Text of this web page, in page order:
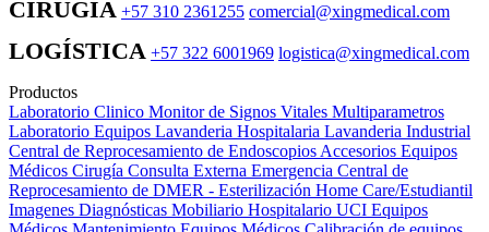
CIRUGÍA +57 310 2361255 comercial@xingmedical.com
LOGÍSTICA +57 322 6001969 logistica@xingmedical.com
Productos
Laboratorio Clinico Monitor de Signos Vitales Multiparametros
Laboratorio Equipos Lavanderia Hospitalaria Lavanderia Industrial
Central de Reprocesamiento de Endoscopios Accesorios Equipos
Médicos Cirugía Consulta Externa Emergencia Central de
Reprocesamiento de DMER - Esterilización Home Care/Estudiantil
Imagenes Diagnósticas Mobiliario Hospitalario UCI Equipos